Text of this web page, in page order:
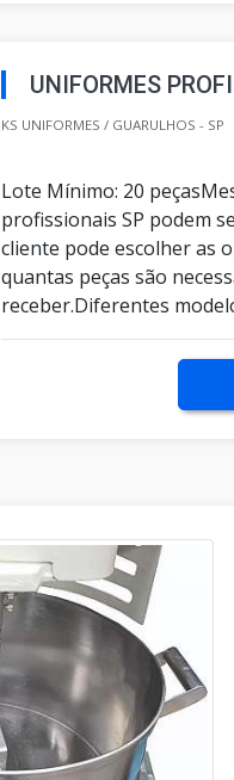
UNIFORMES
KS UNIFORMES / GUARULHOS - SP
Lote Mínimo: 20
profissionais SP podem
cliente pode escolher as
quantas peças são
receber.Diferentes